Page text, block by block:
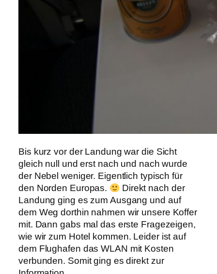
Bis kurz vor der Landung war die Sicht
gleich null und erst nach und nach wurde
der Nebel weniger. Eigentlich typisch für
den Norden Europas.
Direkt nach der
Landung ging es zum Ausgang und auf
dem Weg dorthin nahmen wir unsere Koffer
mit. Dann gabs mal das erste Fragezeigen,
wie wir zum Hotel kommen. Leider ist auf
dem Flughafen das WLAN mit Kosten
verbunden. Somit ging es direkt zur